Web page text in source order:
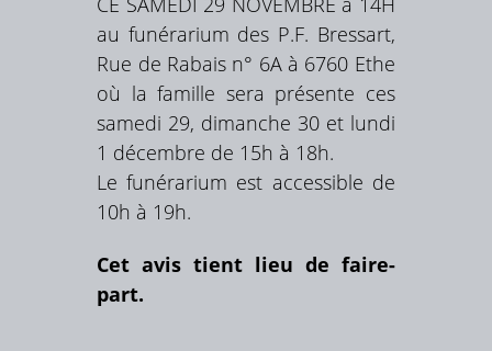
au funérarium des P.F. Bressart,
Rue de Rabais n° 6A à 6760 Ethe
où la famille sera présente ces
samedi 29, dimanche 30 et lundi
1 décembre de 15h à 18h.
Le funérarium est accessible de
10h à 19h.
Cet avis tient lieu de faire-
part.